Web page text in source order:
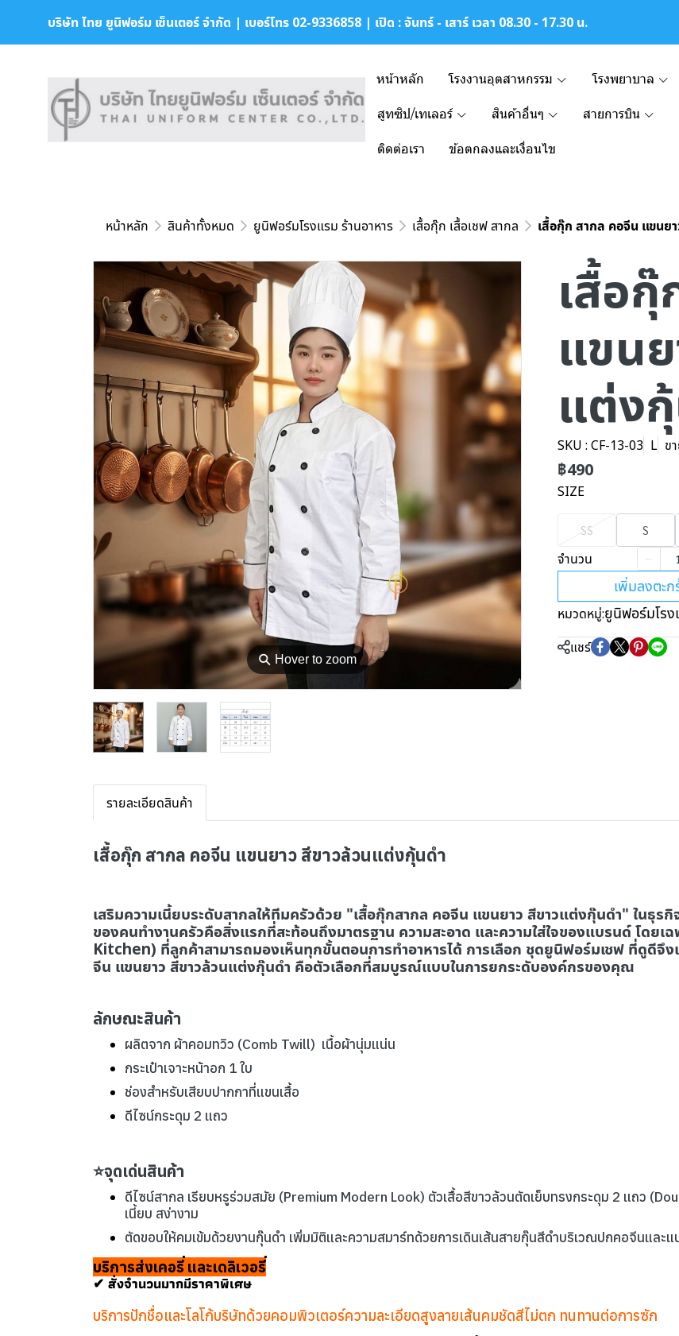
บริษัท ไทย ยูนิฟอร์ม เซ็นเตอร์ จำกัด | เบอร์โทร 02-9336858 | เปิด : จันทร์ - เสาร์ เวลา 08.30 - 17.30 น.
หน้าหลัก โรงงานอุตสาหกรรม โรงพยาบาล
สูทซิป/เทเลอร์ สินค้าอื่นๆ สายการบิน
ติดต่อเรา ข้อตกลงและเงื่อนไข
หน้าหลัก สินค้าทั้งหมด ยูนิฟอร์มโรงแรม ร้านอาหาร เสื้อกุ๊ก เสื้อเชฟ สากล เสื้อกุ๊ก สากล คอจีน แขนย
⚲ Hover to zoom
เสื้อ
แขน
แต่ง
SKU : CF-13-03 L ข
฿490
SIZE
SS S
จำนวน
เพิ่มลงตะก
หมวดหมู่:ยูนิฟอร์มโรง
แชร์
รายละเอียดสินค้า
เสื้อกุ๊ก สากล คอจีน แขนยาว สีขาวล้วนแต่งกุ้นดำ
เสริมความเนี้ยบระดับสากลให้ทีมครัวด้วย "เสื้อกุ๊กสากล คอจีน แขนยาว สีขาวแต่งกุ๊นดำ" ในธุ
ของคนทำงานครัวคือสิ่งแรกที่สะท้อนถึงมาตรฐาน ความสะอาด และความใส่ใจของแบรนด์ โดยเ
Kitchen) ที่ลูกค้าสามารถมองเห็นทุกขั้นตอนการทำอาหารได้ การเลือก ชุดยูนิฟอร์มเชฟ ที่ดูดีจึง
จีน แขนยาว สีขาวล้วนแต่งกุ๊นดำ คือตัวเลือกที่สมบูรณ์แบบในการยกระดับองค์กรของคุณ
ลักษณะสินค้า
ผลิตจาก ผ้าคอมทวิว (Comb Twill) เนื้อผ้านุ่มแน่น
กระเป๋าเจาะหน้าอก 1 ใบ
ช่องสำหรับเสียบปากกาที่แขนเสื้อ
ดีไซน์กระดุม 2 แถว
⭐จุดเด่นสินค้า
ดีไซน์สากล เรียบหรูร่วมสมัย (Premium Modern Look) ตัวเสื้อสีขาวล้วนตัดเย็บทรงกระดุม 2 แถว
เนี้ยบ สง่างาม
ตัดขอบให้คมเข้มด้วยงานกุ๊นดำ เพิ่มมิติและความสมาร์ทด้วยการเดินเส้นสายกุ๊นสีดำบริเวณปกคอจีนและแ
บริการส่งเคอรี่ และเดลิเวอรี่
✔ สั่งจำนวนมากมีราคาพิเศษ
บริการปักชื่อและโลโก้บริษัทด้วยคอมพิวเตอร์ความละเอียดสูงลายเส้นคมชัดสีไม่ตก ทนทานต่อการซัก